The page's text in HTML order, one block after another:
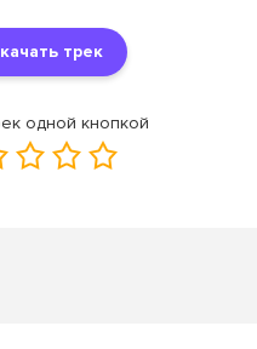
трек
одной кнопкой